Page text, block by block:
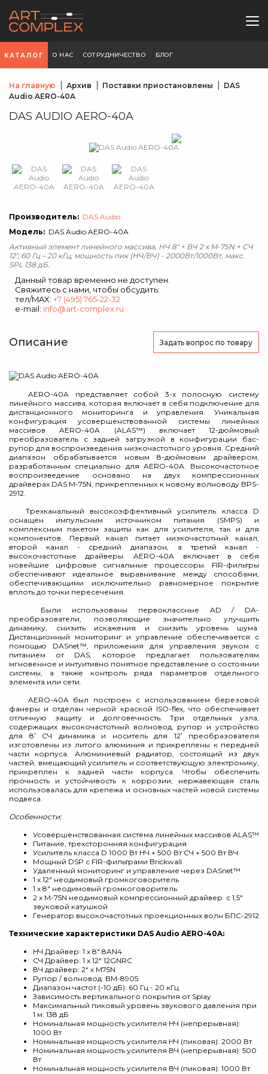
КАТАЛОГ О НАС СОТРУДНИЧЕСТВО БЛОГ
На главную Архив Поставки приостановлены
DAS
Audio AERO-40A
DAS AUDIO AERO-40A
Производитель: DAS Audio
Модель: DAS Audio AERO-40A
Активный элемент линейного массива, НЧ 8" + ВЧ 2 x M-75N + СЧ
12″, 60 Гц – 20 кГц, мощность пик (НЧ/ВЧ) - 2000Вт/1000Вт, макс.
SPL 138 дБ.
Данный товар временно не доступен.
Свяжитесь с нами, чтобы обсудить:
тел/MAX: +7 (495) 765-22-32
e-mail: info@art-complex.ru
Описание Задать вопрос по товару
AERO-40A представляет собой 3-х полосную систему
линейного массива, которая включает в себя подключение для
дистанционного мониторинга и управления. Уникальная
конфигурация усовершенствованной системы линейных
массивов AERO-40A (ALAS™) включает 12-дюймовый
преобразователь с задней загрузкой в конфигурации бас-
рупор для воспроизведения низкочастотного уровня. Средний
диапазон обрабатывается новым 8-дюймовым драйвером,
разработанным специально для AERO-40A. Высокочастотное
воспроизведение основано на двух компрессионных
драйверах DAS M-75N, прикрепленных к новому волноводу BPS-
2912.
Трехканальный высокоэффективный усилитель класса D
оснащен импульсным источником питания (SMPS) и
комплексным пакетом защиты как для усилителя, так и для
компонентов. Первый канал питает низкочастотный канал,
второй канал - средний диапазон, а третий канал -
высокочастотные драйверы. AERO-40A включает в себя
новейшие цифровые сигнальные процессоры. FIR-фильтры
обеспечивают идеальное выравнивание между способами,
обеспечивающими исключительно равномерное покрытие
вплоть до точки пересечения.
Были использованы первоклассные AD / DA-
преобразователи, позволяющие значительно улучшить
динамику, снизить искажения и снизить уровень шума.
Дистанционный мониторинг и управление обеспечивается с
помощью DASnet™, приложения для управления звуком с
питанием от DAS, которое предлагает пользователям
мгновенное и интуитивно понятное представление о состоянии
системы, а также контроль ряда параметров отдельного
элемента или сети.
AERO-40A был построен с использованием березовой
фанеры и отделан черной краской ISO-flex, что обеспечивает
отличную защиту и долговечность. Три отдельных узла,
содержащих высокочастотный волновод, рупор и устройство
для 8‛ СЧ динамика и носитель для 12‛ преобразователя
изготовлены из литого алюминия и прикреплены к передней
части корпуса. Алюминиевый радиатор, состоящий из двух
частей, вмещающий усилитель и соответствующую электронику,
прикреплен к задней части корпуса. Чтобы обеспечить
прочность и устойчивость к коррозии, нержавеющая сталь
использовалась для крепежа и основных частей новой системы
подвеса.
Особенности:
Усовершенствованная система линейных массивов ALAS™
Питание, трехсторонняя конфигурация
Усилитель класса D 1000 Вт НЧ + 500 Вт СЧ + 500 Вт ВЧ
Мощный DSP с FIR-фильтрами Brickwall
Удаленный мониторинг и управление через DASnet™
1 х 12″ неодимовый громкоговоритель
1 х 8″ неодимовый громкоговоритель
2 x M-75N неодимовый компрессионный драйвер с 1,5"
звуковой катушкой
Генератор высокочастотных проекционных волн БПС-2912
Технические характеристики DAS Audio AERO-40A:
НЧ Драйвер: 1 х 8″ 8AN4
СЧ Драйвер: 1 х 12″ 12GNRC
ВЧ драйвер: 2″ х M75N
Рупор / волновод: BM-8905
Диапазон частот (-10 дБ): 60 Гц - 20 кГц
Зависимость вертикального покрытия от Splay
Максимальный пиковый уровень звукового давления при
1 м: 138 дБ
Номинальная мощность усилителя НЧ (непрерывная):
1000 Вт
Номинальная мощность усилителя НЧ (пиковая): 2000 Вт
Номинальная мощность усилителя ВЧ (непрерывная): 500
Вт
Номинальная мощность усилителя ВЧ (пиковая): 1000 Вт